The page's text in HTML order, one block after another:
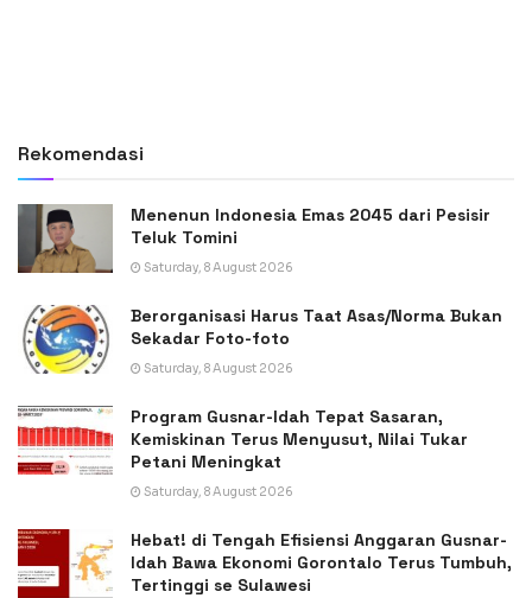
Rekomendasi
Menenun Indonesia Emas 2045 dari Pesisir
Teluk Tomini
Saturday, 8 August 2026
Berorganisasi Harus Taat Asas/Norma Bukan
Sekadar Foto-foto
Saturday, 8 August 2026
Program Gusnar-Idah Tepat Sasaran,
Kemiskinan Terus Menyusut, Nilai Tukar
Petani Meningkat
Saturday, 8 August 2026
Hebat! di Tengah Efisiensi Anggaran Gusnar-
Idah Bawa Ekonomi Gorontalo Terus Tumbuh,
Tertinggi se Sulawesi